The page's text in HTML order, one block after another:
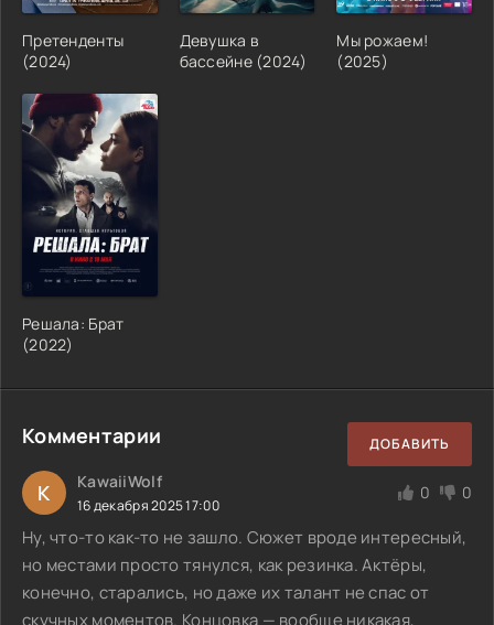
Претенденты
(2024)
Девушка в
бассейне (2024)
Мы рожаем!
(2025)
Решала: Брат
(2022)
Комментарии ДОБАВИТЬ
K KawaiiWolf
16 декабря 2025 17:00
0 0
Ну, что-то как-то не зашло. Сюжет вроде интересный,
но местами просто тянулся, как резинка. Актёры,
конечно, старались, но даже их талант не спас от
скучных моментов. Концовка — вообще никакая,